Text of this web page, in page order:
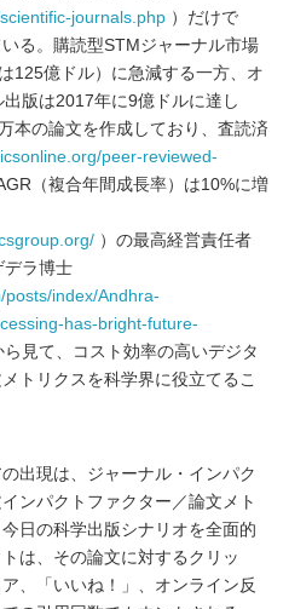
journals.php ）だけで
る。購読型STMジャーナル市場
125億ドル）に急減する一方、オ
版は2017年に9億ドルに達し
本の論文を作成しており、査読済
peer-reviewed-
（複合年間成長率）は10%に増
）の最高経営責任者
デラ博士
posts/index/Andhra-
has-bright-future-
見て、コスト効率の高いデジタ
トリクスを科学界に役立てるこ
出現は、ジャーナル・インパク
ンパクトファクター／論文メト
日の科学出版シナリオを全面的
は、その論文に対するクリッ
、「いいね！」、オンライン反